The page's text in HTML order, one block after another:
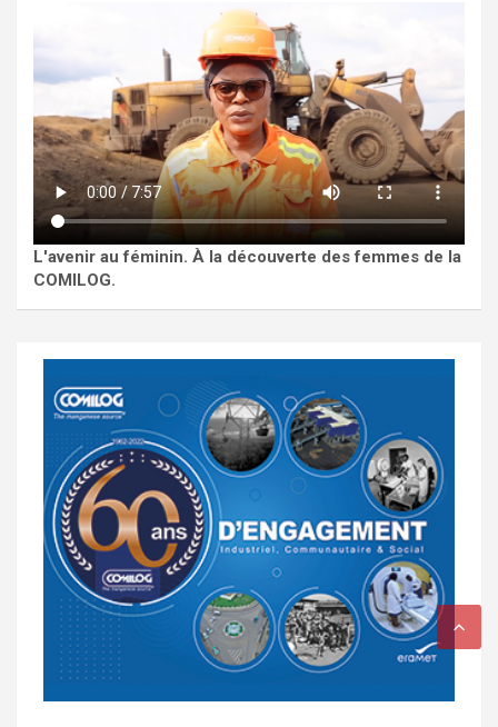
L'avenir au féminin. À la découverte des femmes de la
COMILOG.